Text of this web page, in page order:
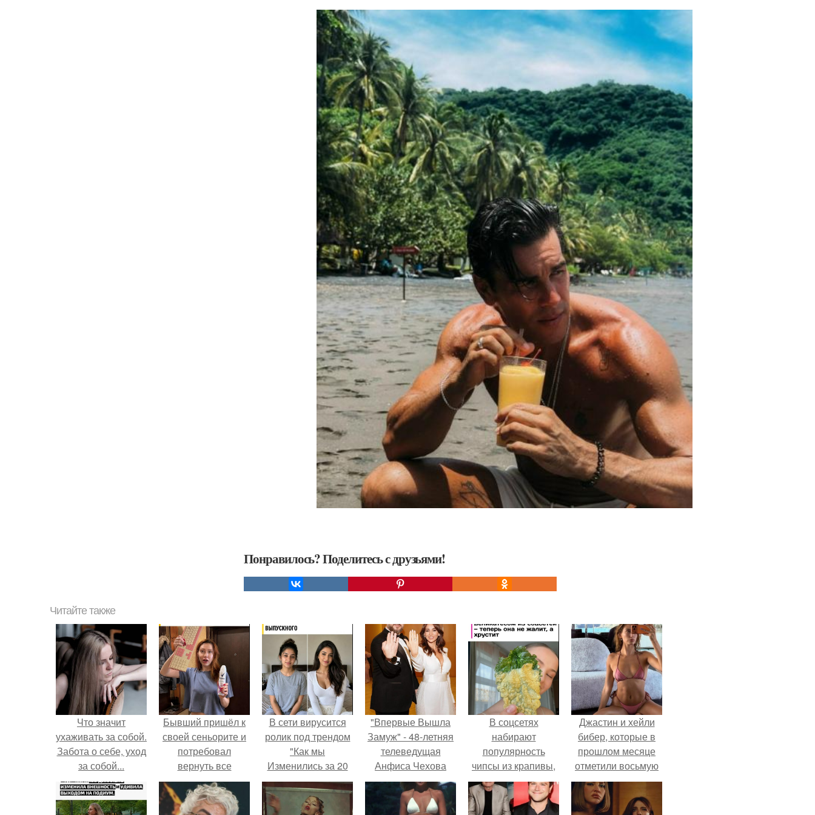
Понравилось? Поделитесь с друзьями!
Читайте также
Что значит
ухаживать за собой.
Забота о себе, уход
за собой...
Бывший пришёл к
своей сеньорите и
потребовал
вернуть все
подарки.
В сети вирусится
ролик под трендом
"Как мы
Изменились за 20
лет".
"Впервые Вышла
Замуж" - 48-летняя
телеведущая
Анфиса Чехова
официально стала
женой 44-летнего
продюсера и актёра
В соцсетях
набирают
популярность
чипсы из крапивы,
которые
пользователи в
комментариях
Джастин и хейли
бибер, которые в
прошлом месяце
отметили восьмую
годовщину
помолвки, показали
новые фото с